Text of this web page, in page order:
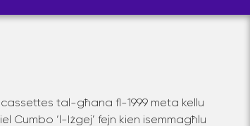
cassettes tal-għana fl-1999 meta kellu
Cumbo ‘l-Iżgej’ fejn kien isemmagħlu